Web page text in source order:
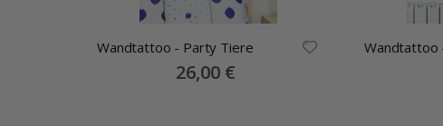
Wandtattoo - Party Tiere
Special
Price
26,00 €